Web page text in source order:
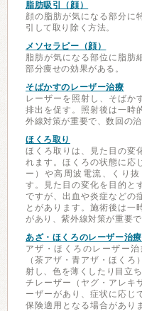
脂肪吸引（顔）
顔の脂肪が気になる部分に
引して取り除く方法。
メソセラピー（顔）
脂肪が気になる部位に脂肪
部分痩せの効果がある。
そばかすのレーザー治療
レーザーを照射し、そばか
排出を促す。照射後は一時
外線対策が重要で、数回の
ほくろ取り
ほくろ取りは、見た目の変
れます。ほくろの状態に応
ー）や高周波電流、くり
す。見た目の変化を目的と
ですが、出血や炎症などの
とがあります。施術後は一
があり、紫外線対策が重要で
あざ・ほくろのレーザー治療
アザ・ほくろのレーザー
（茶アザ・青アザ・ほく
射し、色を薄くしたり目立
チレーザー（ヤグ・アレキ
ーザーがあり、症状に応じ
保険適用となる場合があり